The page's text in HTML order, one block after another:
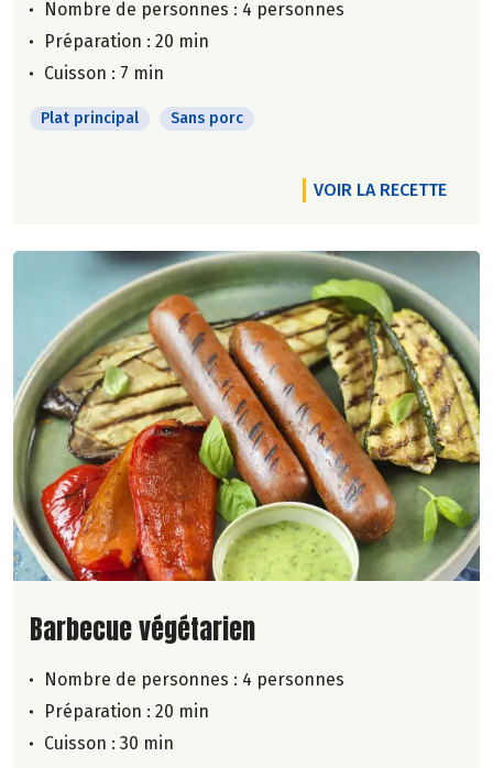
Nombre de personnes : 4 personnes
Préparation : 20 min
Cuisson : 7 min
Plat principal Sans porc
VOIR LA RECETTE
Lire la suite de la recette
Barbecue végétarien
Nombre de personnes : 4 personnes
Préparation : 20 min
Cuisson : 30 min